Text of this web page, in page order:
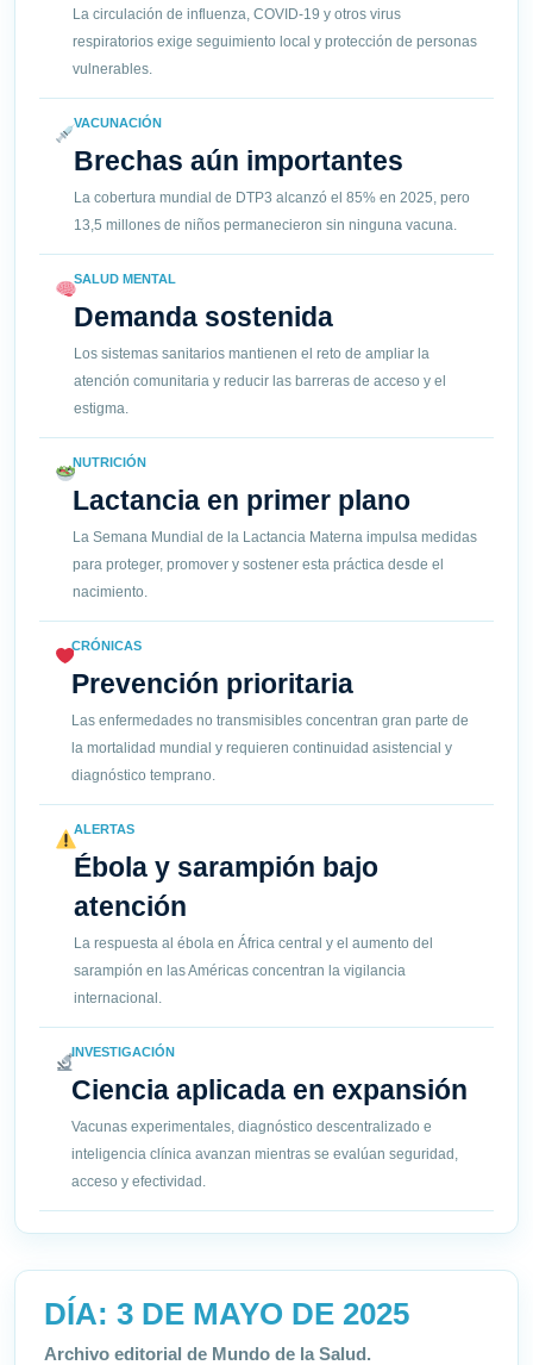
La circulación de influenza, COVID-19 y otros virus
respiratorios exige seguimiento local y protección de personas
vulnerables.
VACUNACIÓN
Brechas aún importantes
La cobertura mundial de DTP3 alcanzó el 85% en 2025, pero
13,5 millones de niños permanecieron sin ninguna vacuna.
SALUD MENTAL
Demanda sostenida
Los sistemas sanitarios mantienen el reto de ampliar la
atención comunitaria y reducir las barreras de acceso y el
estigma.
NUTRICIÓN
Lactancia en primer plano
La Semana Mundial de la Lactancia Materna impulsa medidas
para proteger, promover y sostener esta práctica desde el
nacimiento.
CRÓNICAS
Prevención prioritaria
Las enfermedades no transmisibles concentran gran parte de
la mortalidad mundial y requieren continuidad asistencial y
diagnóstico temprano.
ALERTAS
Ébola y sarampión bajo
atención
La respuesta al ébola en África central y el aumento del
sarampión en las Américas concentran la vigilancia
internacional.
INVESTIGACIÓN
Ciencia aplicada en expansión
Vacunas experimentales, diagnóstico descentralizado e
inteligencia clínica avanzan mientras se evalúan seguridad,
acceso y efectividad.
DÍA: 3 DE MAYO DE 2025
Archivo editorial de Mundo de la Salud.